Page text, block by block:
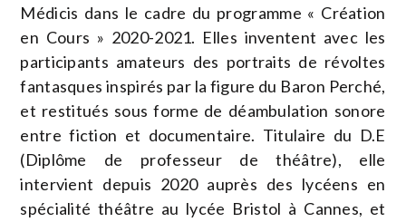
Médicis dans le cadre du programme « Création
en Cours » 2020-2021. Elles inventent avec les
participants amateurs des portraits de révoltes
fantasques inspirés par la figure du Baron Perché,
et restitués sous forme de déambulation sonore
entre fiction et documentaire. Titulaire du D.E
(Diplôme de professeur de théâtre), elle
intervient depuis 2020 auprès des lycéens en
spécialité théâtre au lycée Bristol à Cannes, et